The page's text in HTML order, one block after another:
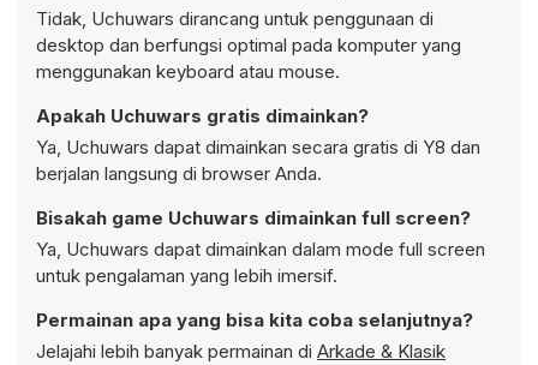
Tidak, Uchuwars dirancang untuk penggunaan di
desktop dan berfungsi optimal pada komputer yang
menggunakan keyboard atau mouse.
Apakah Uchuwars gratis dimainkan?
Ya, Uchuwars dapat dimainkan secara gratis di Y8 dan
berjalan langsung di browser Anda.
Bisakah game Uchuwars dimainkan full screen?
Ya, Uchuwars dapat dimainkan dalam mode full screen
untuk pengalaman yang lebih imersif.
Permainan apa yang bisa kita coba selanjutnya?
Jelajahi lebih banyak permainan di Arkade & Klasik